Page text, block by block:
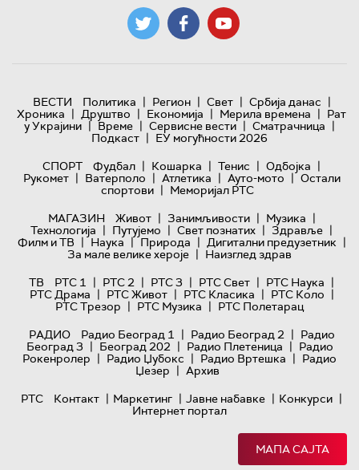
ВЕСТИ Политика | Регион | Свет | Србија данас |
Хроника | Друштво | Економија | Мерила времена | Рат
у Украјини | Време | Сервисне вести | Сматрачница |
Подкаст | ЕУ могућности 2026
СПОРТ
Фудбал | Кошарка | Тенис | Одбојка |
Рукомет | Ватерполо | Атлетика | Ауто-мото | Остали
спортови | Меморијал РТС
МАГАЗИН
Живот | Занимљивости | Музика |
Технологијa | Путујемо | Свет познатих | Здравље |
Филм и ТВ | Наука | Природа | Дигитални предузетник |
За мале велике хероје | Наизглед здрав
ТВ
РТС 1 | РТС 2 | РТС 3 | РТС Свет | РТС Наука |
РТС Драма | РТС Живот | РТС Класика | РТС Коло |
РТС Трезор | РТС Музика | РТС Полетарац
РАДИО
Радио Београд 1 | Радио Београд 2 | Радио
Београд 3 | Београд 202 | Радио Плетеница | Радио
Рокенролер | Радио Џубокс | Радио Вртешка | Радио
Џезер | Архив
РТС
Контакт | Маркетинг | Јавне набавке | Конкурси |
Интернет портал
МАПА САЈТА